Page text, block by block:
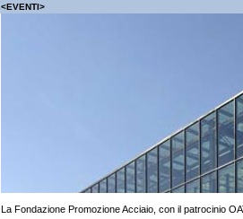
<EVENTI>
La Fondazione Promozione Acciaio, con il patrocinio